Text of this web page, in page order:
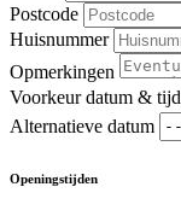
Postcode
Huisnummer
Opmerkingen
Voorkeur datum & tijd
Alternatieve datum
Openingstijden